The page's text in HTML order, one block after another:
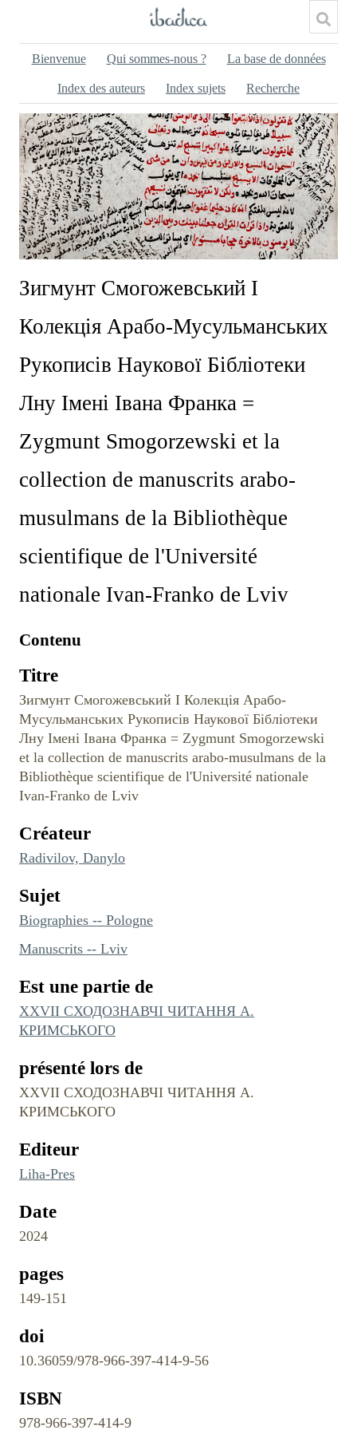
Bienvenue Qui sommes-nous ? La base de données
Index des auteurs Index sujets Recherche
Зигмунт Смогожевський І
Колекція Арабо-Мусульманських
Рукописів Наукової Бібліотеки
Лну Імені Івана Франка =
Zygmunt Smogorzewski et la
collection de manuscrits arabo-
musulmans de la Bibliothèque
scientifique de l'Université
nationale Ivan-Franko de Lviv
Contenu
Titre
Зигмунт Смогожевський І Колекція Арабо-
Мусульманських Рукописів Наукової Бібліотеки
Лну Імені Івана Франка = Zygmunt Smogorzewski
et la collection de manuscrits arabo-musulmans de la
Bibliothèque scientifique de l'Université nationale
Ivan-Franko de Lviv
Créateur
Radivilov, Danylo
Sujet
Biographies -- Pologne
Manuscrits -- Lviv
Est une partie de
ХХVII СХОДОЗНАВЧІ ЧИТАННЯ А.
КРИМСЬКОГО
présenté lors de
ХХVII СХОДОЗНАВЧІ ЧИТАННЯ А.
КРИМСЬКОГО
Editeur
Liha-Pres
Date
2024
pages
149-151
doi
10.36059/978-966-397-414-9-56
ISBN
978-966-397-414-9